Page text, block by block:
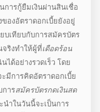
การกู้ยืมเงินผ่านสินเชื่อ
ของอัตราดอกเบี้ยยังอยู่
บเทียบกับการสมัครบัตร
จริงทำให้ผู้ที่เดือดร้อน
ได้อย่างรวดเร็ว โดย
ะมีการคิดอัตราดอกเบี้ย
การสมัครบัตรกดเงินสด
นำในวันนี้จะเป็นการ